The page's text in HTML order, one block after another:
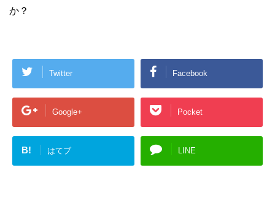
か？
Twitter Facebook
Google+ Pocket
B! はてブ LINE